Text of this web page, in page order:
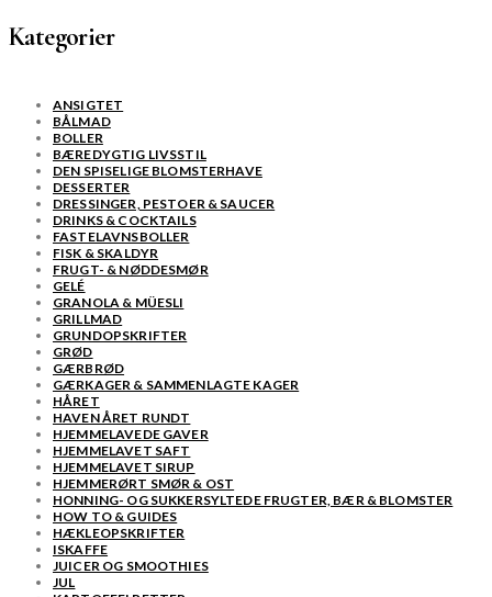
Kategorier
ANSIGTET
BÅLMAD
BOLLER
BÆREDYGTIG LIVSSTIL
DEN SPISELIGE BLOMSTERHAVE
DESSERTER
DRESSINGER, PESTOER & SAUCER
DRINKS & COCKTAILS
FASTELAVNSBOLLER
FISK & SKALDYR
FRUGT- & NØDDESMØR
GELÉ
GRANOLA & MÜESLI
GRILLMAD
GRUNDOPSKRIFTER
GRØD
GÆRBRØD
GÆRKAGER & SAMMENLAGTE KAGER
HÅRET
HAVEN ÅRET RUNDT
HJEMMELAVEDE GAVER
HJEMMELAVET SAFT
HJEMMELAVET SIRUP
HJEMMERØRT SMØR & OST
HONNING- OG SUKKERSYLTEDE FRUGTER, BÆR & BLOMSTER
HOW TO & GUIDES
HÆKLEOPSKRIFTER
ISKAFFE
JUICER OG SMOOTHIES
JUL